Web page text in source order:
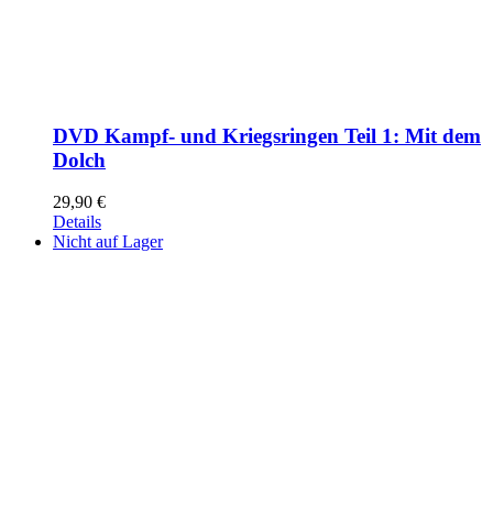
DVD Kampf- und Kriegsringen Teil 1: Mit dem
Dolch
29,90 €
Details
Nicht auf Lager